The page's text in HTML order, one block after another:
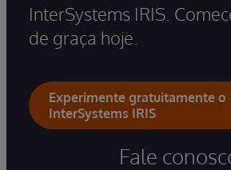
InterSystems IRIS.
de graça hoje.
Experimente gratuitamente o
InterSystems IRIS
Fale